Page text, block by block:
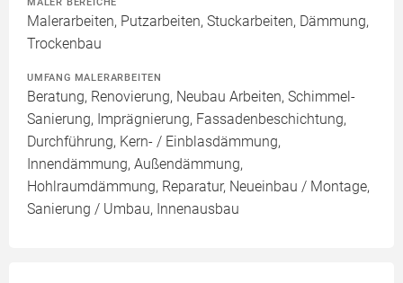
Malerarbeiten, Putzarbeiten, Stuckarbeiten, Dämmung,
Trockenbau
UMFANG MALERARBEITEN
Beratung, Renovierung, Neubau Arbeiten, Schimmel-
Sanierung, Imprägnierung, Fassadenbeschichtung,
Durchführung, Kern- / Einblasdämmung,
Innendämmung, Außendämmung,
Hohlraumdämmung, Reparatur, Neueinbau / Montage,
Sanierung / Umbau, Innenausbau